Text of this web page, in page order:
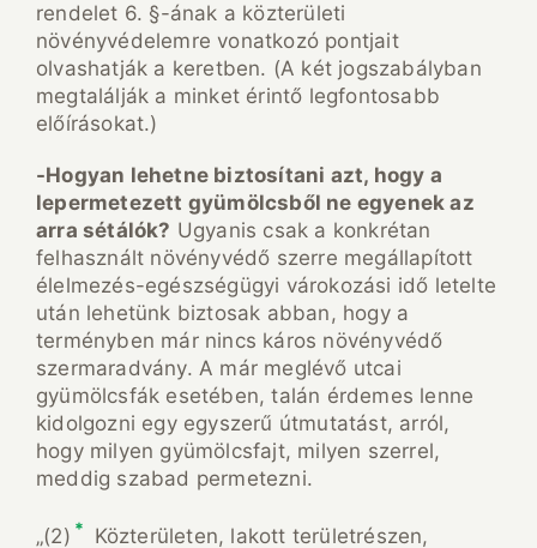
rendelet 6. §-ának a közterületi
növényvédelemre vonatkozó pontjait
olvashatják a keretben. (A két jogszabályban
megtalálják a minket érintő legfontosabb
előírásokat.)
-Hogyan lehetne biztosítani azt, hogy a
lepermetezett gyümölcsből ne egyenek az
arra sétálók? Ugyanis csak a konkrétan
felhasznált növényvédő szerre megállapított
élelmezés-egészségügyi várokozási idő letelte
után lehetünk biztosak abban, hogy a
terményben már nincs káros növényvédő
szermaradvány. A már meglévő utcai
gyümölcsfák esetében, talán érdemes lenne
kidolgozni egy egyszerű útmutatást, arról,
hogy milyen gyümölcsfajt, milyen szerrel,
meddig szabad permetezni.
„(2) * Közterületen, lakott területrészen,